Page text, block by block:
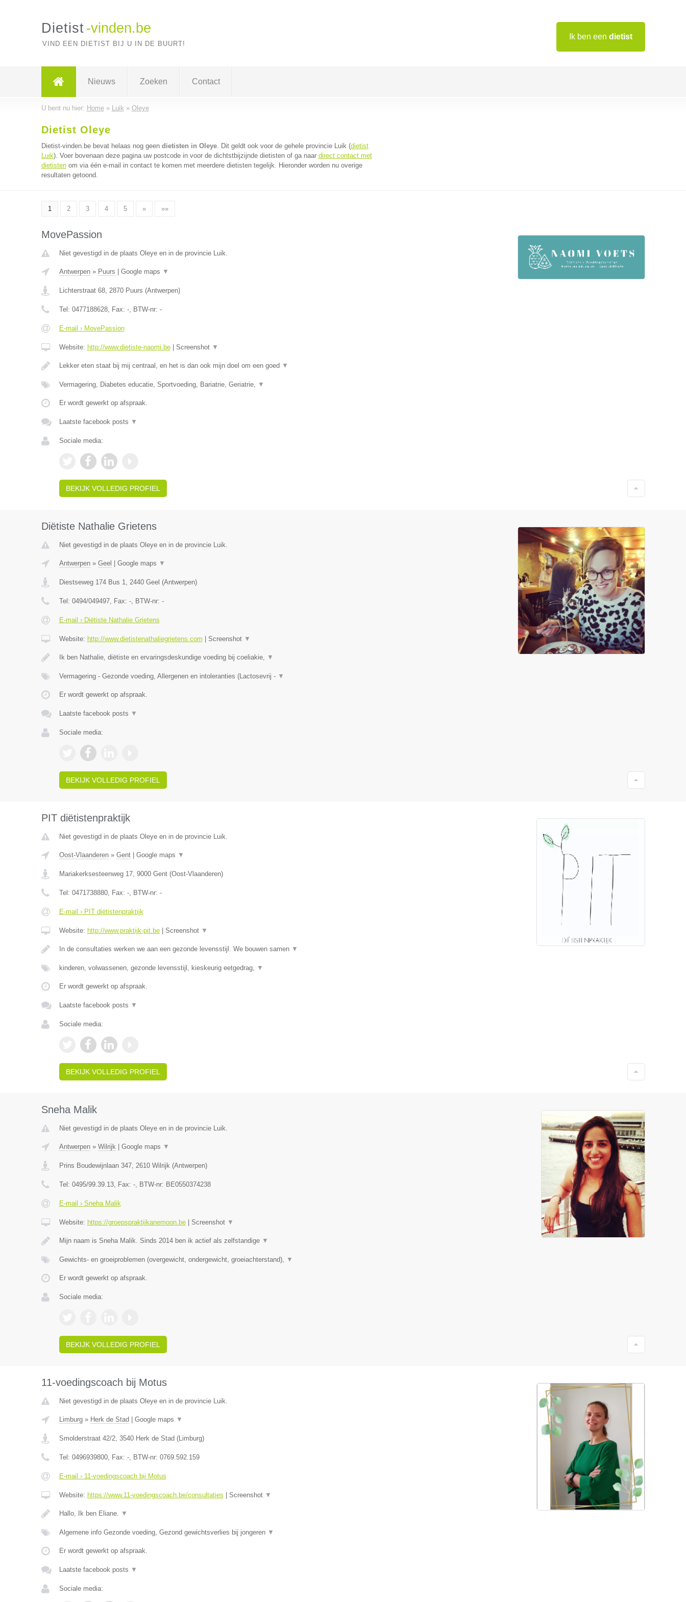
Ik ben een dietist
Dietist -vinden.be
VIND EEN DIETIST BIJ U IN DE BUURT!
Nieuws Zoeken Contact
U bent nu hier: Home» Luik » Oleye
Dietist Oleye
Dietist-vinden.be bevat helaas nog geen dietisten in Oleye. Dit geldt ook voor de gehele provincie Luik (dietist
Luik). Voer bovenaan deze pagina uw postcode in voor de dichtstbijzijnde dietisten of ga naar direct contact met
dietistenom via één e-mail in contact te komen met meerdere dietisten tegelijk. Hieronder worden nu overige
resultaten getoond.
1 2 3 4 5 » »»
MovePassion
Niet gevestigd in de plaats Oleye en in de provincie Luik.
Antwerpen» Puurs Google maps ▼
Lichterstraat 68, 2870 Puurs (Antwerpen)
Tel: 0477188628, Fax: -, BTW-nr: -
E-mail › MovePassion
Website: http://www.dietiste-naomi.be| Screenshot ▼
Lekker eten staat bij mij centraal, en het is dan ook mijn doel om een goed ▼
Vermagering, Diabetes educatie, Sportvoeding, Bariatrie, Geriatrie, ▼
Er wordt gewerkt op afspraak.
Laatste facebook posts ▼
Sociale media:
BEKIJK VOLLEDIG PROFIEL
Diëtiste Nathalie Grietens
Niet gevestigd in de plaats Oleye en in de provincie Luik.
Antwerpen» Geel Google maps ▼
Diestseweg 174 Bus 1, 2440 Geel (Antwerpen)
Tel: 0494/049497, Fax: -, BTW-nr: -
E-mail › Diëtiste Nathalie Grietens
Website: http://www.dietistenathaliegrietens.com Screenshot ▼
Ik ben Nathalie, diëtiste en ervaringsdeskundige voeding bij coeliakie, ▼
Vermagering - Gezonde voeding, Allergenen en intoleranties (Lactosevrij - ▼
Er wordt gewerkt op afspraak.
Laatste facebook posts ▼
Sociale media:
BEKIJK VOLLEDIG PROFIEL
PIT diëtistenpraktijk
Niet gevestigd in de plaats Oleye en in de provincie Luik.
Oost-Vlaanderen» Gent| Google maps ▼
Mariakerksesteenweg 17, 9000 Gent(Oost-Vlaanderen)
Tel: 0471738880, Fax: -, BTW-nr: -
E-mail › PIT diëtistenpraktijk
Website: http://www.praktijk-pit.be| Screenshot ▼
In de consultaties werken we aan een gezonde levensstijl. We bouwen samen ▼
kinderen, volwassenen, gezonde levensstijl, kieskeurig eetgedrag, ▼
Er wordt gewerkt op afspraak.
Laatste facebook posts ▼
Sociale media:
BEKIJK VOLLEDIG PROFIEL
Sneha Malik
Niet gevestigd in de plaats Oleye en in de provincie Luik.
Antwerpen» Wilrijk| Google maps ▼
Prins Boudewijnlaan 347, 2610 Wilrijk(Antwerpen)
Tel: 0495/99.39.13, Fax: -, BTW-nr: BE0550374238
E-mail › Sneha Malik
Website: https://groepspraktijkanemoon.be| Screenshot ▼
Mijn naam is Sneha Malik. Sinds 2014 ben ik actief als zelfstandige ▼
Gewichts- en groeiproblemen (overgewicht, ondergewicht, groeiachterstand), ▼
Er wordt gewerkt op afspraak.
Sociale media:
BEKIJK VOLLEDIG PROFIEL
11-voedingscoach bij Motus
Niet gevestigd in de plaats Oleye en in de provincie Luik.
Limburg» Herk de Stad Google maps ▼
Smolderstraat 42/2, 3540 Herk de Stad (Limburg)
Tel: 0496939800, Fax: -, BTW-nr: 0769.592.159
E-mail › 11-voedingscoach bij Motus
Website: https://www.11-voedingscoach.be/consultaties Screenshot ▼
Hallo, Ik ben Eliane. ▼
Algemene info Gezonde voeding, Gezond gewichtsverlies bij jongeren ▼
Er wordt gewerkt op afspraak.
Laatste facebook posts ▼
Sociale media: